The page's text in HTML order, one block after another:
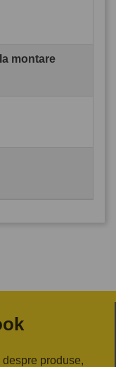
montare
produse,